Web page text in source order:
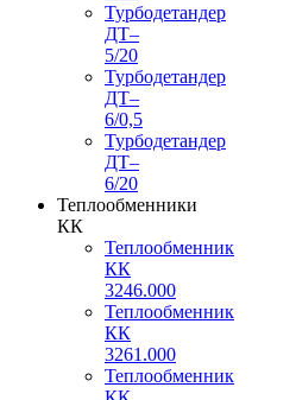
Турбодетандер
ДТ–
5/20
Турбодетандер
ДТ–
6/0,5
Турбодетандер
ДТ–
6/20
Теплообменники
КК
Теплообменник
КК
3246.000
Теплообменник
КК
3261.000
Теплообменник